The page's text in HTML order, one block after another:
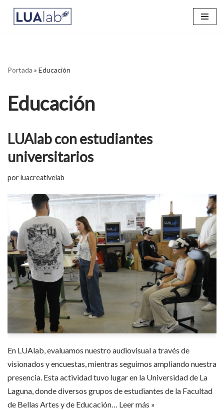
Saltar
Portada » Educación
Educación
LUAlab con estudiantes
universitarios
porluacreativelab
En LUAlab, evaluamos nuestro audiovisual a través de
visionados y encuestas, mientras seguimos ampliando nuestra
presencia. Esta actividad tuvo lugar en la Universidad de La
Laguna, donde diversos grupos de estudiantes de la Facultad
de Bellas Artes y de Educación… Leer más »